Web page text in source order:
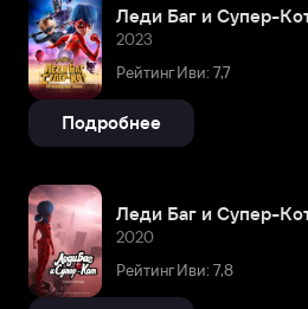
Леди Баг и Супер-
2023
Рейтинг Иви: 7,7
Подробнее
2020
Рейтинг Иви: 7,8